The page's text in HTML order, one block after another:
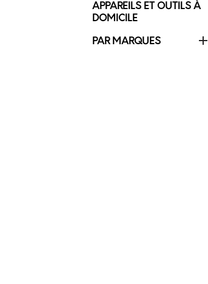
APPAREILS ET OUTILS À
DOMICILE
PAR MARQUES 